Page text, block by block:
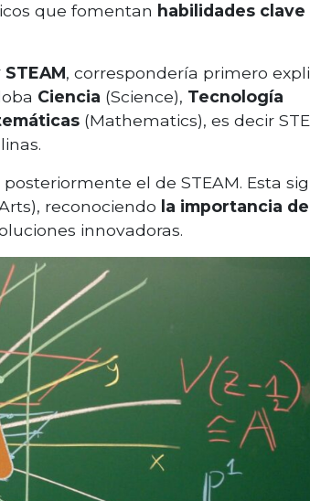
que fomentan habilidades clave
, correspondería primero
Ciencia (Science), Tecnología
(Mathematics), es decir
el de STEAM. Esta
reconociendo la importancia
innovadoras.